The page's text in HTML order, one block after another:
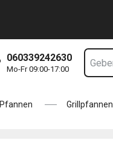
060339242630
Mo-Fr 09:00-17:00
Pfannen Grillpfannen